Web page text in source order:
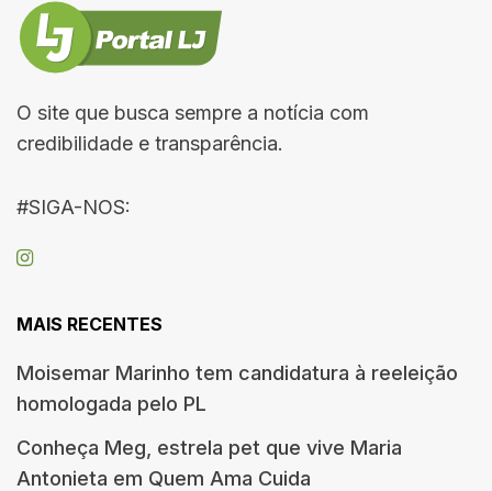
O site que busca sempre a notícia com
credibilidade e transparência.
#SIGA-NOS:
MAIS RECENTES
Moisemar Marinho tem candidatura à reeleição
homologada pelo PL
Conheça Meg, estrela pet que vive Maria
Antonieta em Quem Ama Cuida